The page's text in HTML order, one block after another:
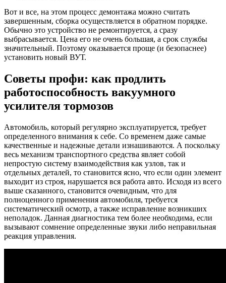
Вот и все, на этом процесс демонтажа можно считать
завершенным, сборка осуществляется в обратном порядке.
Обычно это устройство не ремонтируется, а сразу
выбрасывается. Цена его не очень большая, а срок службы
значительный. Поэтому оказывается проще (и безопаснее)
установить новый ВУТ.
Советы профи: как продлить
работоспособность вакуумного
усилителя тормозов
Автомобиль, который регулярно эксплуатируется, требует
определенного внимания к себе. Со временем даже самые
качественные и надежные детали изнашиваются. А поскольку
весь механизм транспортного средства являет собой
непростую систему взаимодействия как узлов, так и
отдельных деталей, то становится ясно, что если один элемент
выходит из строя, нарушается вся работа авто. Исходя из всего
выше сказанного, становится очевидным, что для
полноценного применения автомобиля, требуется
систематический осмотр, а также исправление возникших
неполадок. Данная диагностика тем более необходима, если
вызывают сомнение определенные звуки либо неправильная
реакция управления.